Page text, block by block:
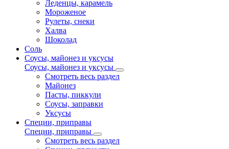
Леденцы, карамель
Мороженое
Рулеты, снеки
Халва
Шоколад
Соль
Соусы, майонез и уксусы
Соусы, майонез и уксусы
Смотреть весь раздел
Майонез
Пасты, пиккули
Соусы, заправки
Уксусы
Специи, приправы
Специи, приправы
Смотреть весь раздел